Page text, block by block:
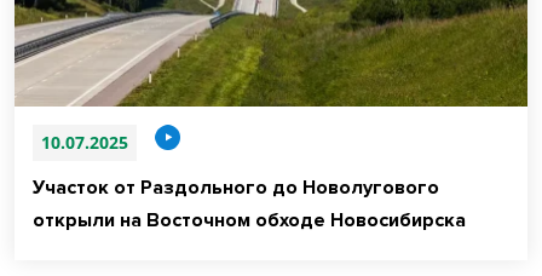
10.07.2025
Участок от Раздольного до Новолугового
открыли на Восточном обходе Новосибирска